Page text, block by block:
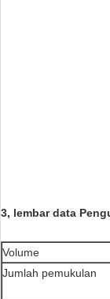
3, lembar data
Volume
Jumlah pemukulan